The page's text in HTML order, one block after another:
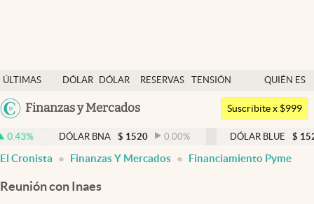
ÚLTIMAS
NOTICIAS
DÓLAR
DÓLAR
RESERVAS
TENSIÓN
GEOPOLÍTICA
QUIÉN ES
QUIÉN
Argentina
Finanzas y Mercados
Dólar
Members
Economía y Política
Finanzas y Mercados
Mercados Online
Suscribite x $999
DÓLAR BNA $ 1520 0.00% DÓLAR BLUE $ 1525 -0.33
El Cronista Finanzas Y Mercados Financiamiento Pyme
Reunión con Inaes